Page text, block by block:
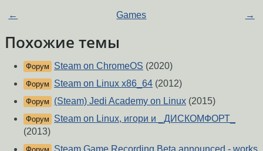
← Games →
Похожие темы
Форум Steam on ChromeOS (2020)
Форум Steam on Linux x86_64 (2012)
Форум (Steam) Jedi Academy on Linux (2015)
Форум
Steam on Linux, игори и _ДИСКОМФОРТ_
(2013)
Steam Game Recording Beta announced - works